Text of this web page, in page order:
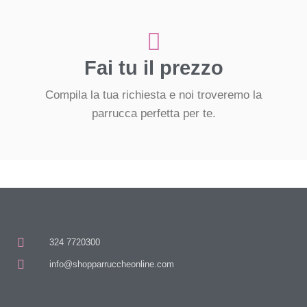
Fai tu il prezzo
Compila la tua richiesta e noi troveremo la
parrucca perfetta per te.
324 7720300
info@shopparruccheonline.com